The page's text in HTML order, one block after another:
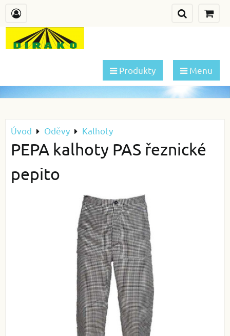
Produkty Menu
Úvod Oděvy Kalhoty
PEPA kalhoty PAS řeznické
pepito